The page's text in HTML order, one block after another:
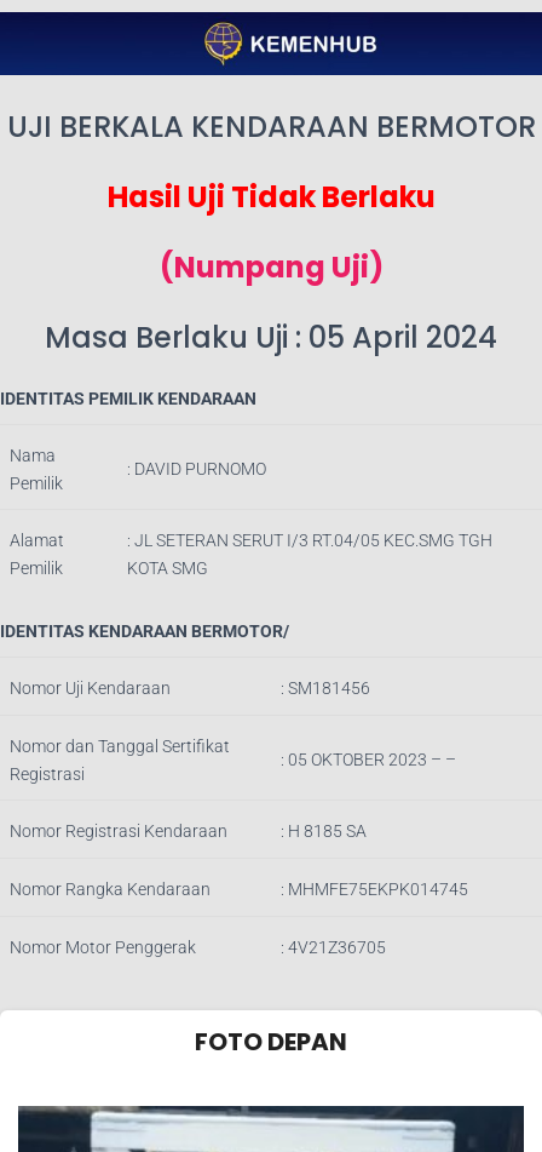
UJI BERKALA KENDARAAN BERMOTOR
Hasil Uji Tidak Berlaku
(Numpang Uji)
Masa Berlaku Uji : 05 April 2024
IDENTITAS PEMILIK KENDARAAN
Nama
Pemilik
: DAVID PURNOMO
Alamat
Pemilik
: JL SETERAN SERUT I/3 RT.04/05 KEC.SMG TGH
KOTA SMG
IDENTITAS KENDARAAN BERMOTOR/
Nomor Uji Kendaraan : SM181456
Nomor dan Tanggal Sertifikat
Registrasi
: 05 OKTOBER 2023 – –
Nomor Registrasi Kendaraan : H 8185 SA
Nomor Rangka Kendaraan : MHMFE75EKPK014745
Nomor Motor Penggerak : 4V21Z36705
FOTO DEPAN